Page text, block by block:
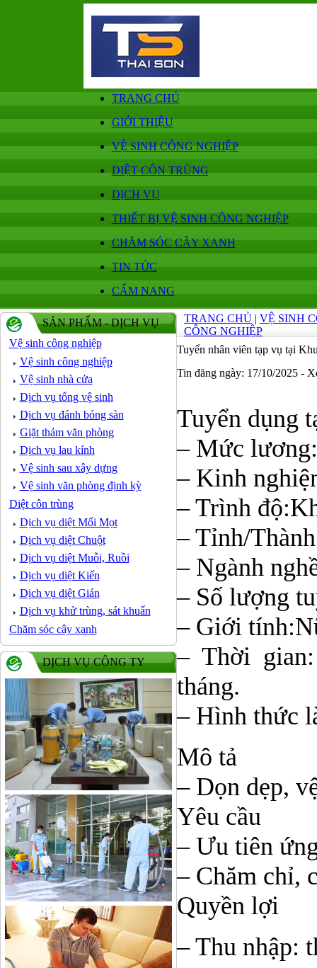
TRANG CHỦ
GIỚI THIỆU
VỆ SINH CÔNG NGHIỆP
DIỆT CÔN TRÙNG
DỊCH VỤ
THIẾT BỊ VỆ SINH CÔNG NGHIỆP
CHĂM SÓC CÂY XANH
TIN TỨC
CẨM NANG
SẢN PHẨM - DỊCH VỤ
Vệ sinh công nghiệp
Vệ sinh công nghiệp
Vệ sinh nhà cửa
Dịch vụ tổng vệ sinh
Dịch vụ đánh bóng sàn
Giặt thảm văn phòng
Dịch vụ lau kính
Vệ sinh sau xây dựng
Vệ sinh văn phòng định kỳ
Diệt côn trùng
Dịch vụ diệt Mối Mọt
Dịch vụ diệt Chuột
Dịch vụ diệt Muỗi, Ruồi
Dịch vụ diệt Kiến
Dịch vụ diệt Gián
Dịch vụ khử trùng, sát khuẩn
Chăm sóc cây xanh
DỊCH VỤ CÔNG TY
TRANG CHỦ | VỆ SINH
CÔNG NGHIỆP
Tuyển nhân viên tạp vụ tại
Tin đăng ngày: 17/10/2025 -
Tuyển dụng
– Mức
– Kinh
– Trình
– Tỉnh/
– Ngành
– Số lượng
– Giới
– Thời
tháng.
– Hình thức
Mô tả
– Dọn dẹp,
Yêu cầu
– Ưu tiên
– Chăm chỉ,
Quyền lợi
– Thu nhập: